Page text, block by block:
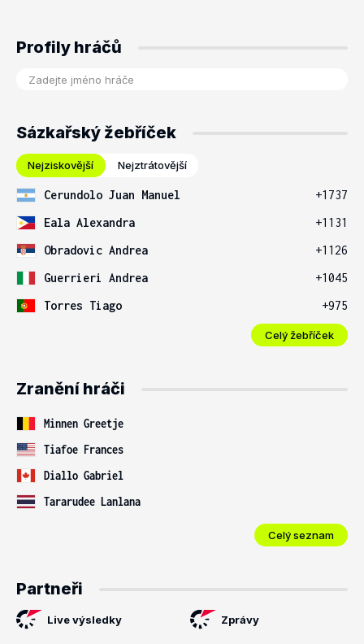
Profily hráčů
Sázkařský žebříček
Nejziskovější Nejztrátovější
Cerundolo Juan Manuel
+1737
Eala Alexandra
+1131
Obradovic Andrea
+1126
Guerrieri Andrea
+1045
Torres Tiago
+975
Celý žebříček
Zranění hráči
Minnen Greetje
Tiafoe Frances
Diallo Gabriel
Tararudee Lanlana
Celý seznam
Partneři
Live výsledky Zprávy